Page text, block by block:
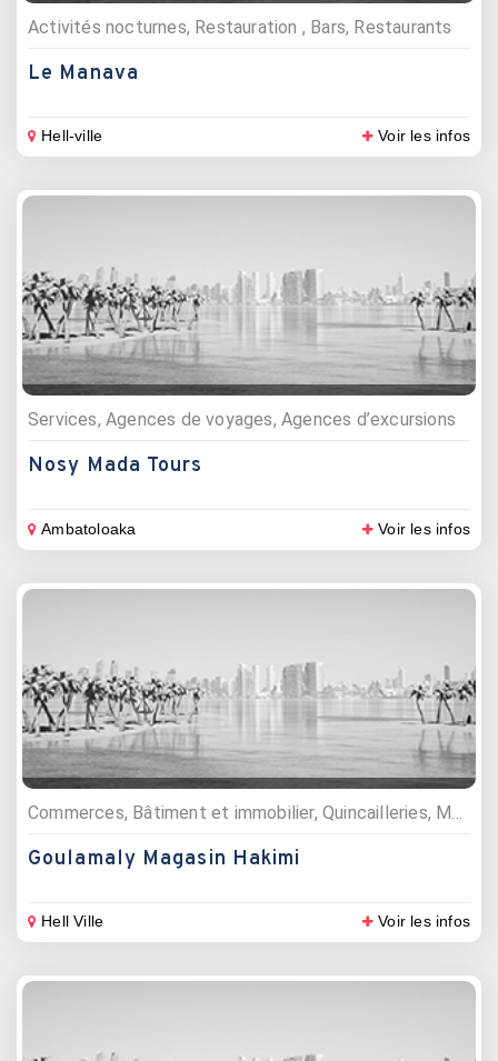
Activités nocturnes, Restauration , Bars, Restaurants
Le Manava
Hell-ville Voir les infos
Services, Agences de voyages, Agences d’excursions
Nosy Mada Tours
Ambatoloaka Voir les infos
Goulamaly Magasin Hakimi
Hell Ville Voir les infos